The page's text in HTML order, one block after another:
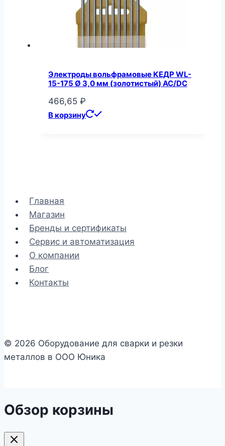
Электроды вольфрамовые КЕДР WL-
15-175 Ø 3,0 мм (золотистый) AC/DC
466,65 ₽
В корзину
Главная
Магазин
Бренды и сертификаты
Сервис и автоматизация
О компании
Блог
Контакты
© 2026 Оборудование для сварки и резки
металлов в ООО Юника
Обзор корзины